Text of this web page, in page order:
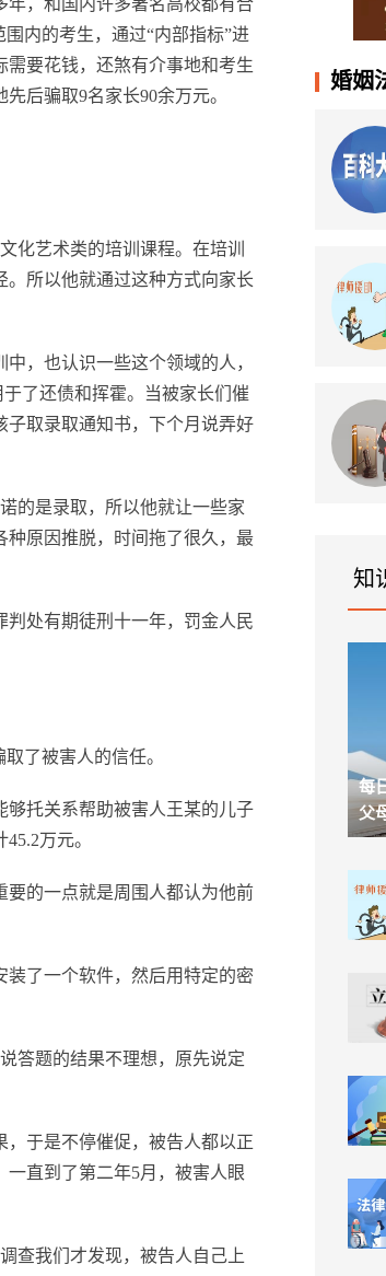
年，和国内许多著名高校都有合
内的考生，通过“内部指标”进
需要花钱，还煞有介事地和考生
后骗取9名家长90余万元。
化艺术类的培训课程。在培训
所以他就通过这种方式向家长
，也认识一些这个领域的人，
了还债和挥霍。当被家长们催
子取录取通知书，下个月说弄好
的是录取，所以他就让一些家
种原因推脱，时间拖了很久，最
判处有期徒刑十一年，罚金人民
了被害人的信任。
够托关系帮助被害人王某的儿子
万元。
要的一点就是周围人都认为他前
了一个软件，然后用特定的密
答题的结果不理想，原先说定
于是不停催促，被告人都以正
直到了第二年5月，被害人眼
查我们才发现，被告人自己上
婚姻
知
每
父
跟